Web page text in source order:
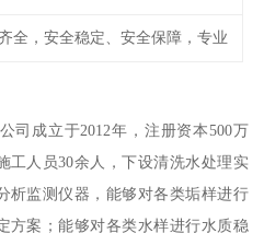
全，安全稳定、安全保障，专业
司成立于2012年，注册资本500万
工人员30余人，下设清洗水处理实
析监测仪器，能够对各类垢样进行
方案；能够对各类水样进行水质稳